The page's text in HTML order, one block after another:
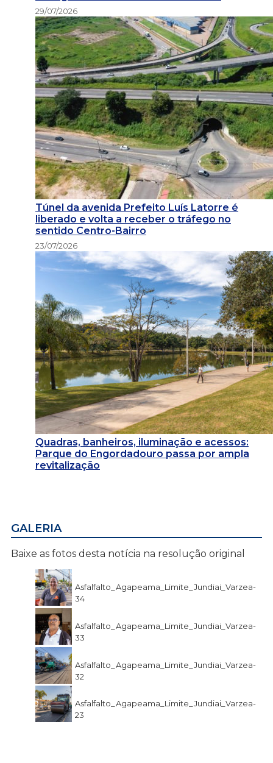
29/07/2026
Túnel da avenida Prefeito Luís Latorre é
liberado e volta a receber o tráfego no
sentido Centro-Bairro
23/07/2026
Quadras, banheiros, iluminação e acessos:
Parque do Engordadouro passa por ampla
revitalização
GALERIA
Baixe as fotos desta notícia na resolução original
Asfalfalto_Agapeama_Limite_Jundiai_Varzea-
34
Asfalfalto_Agapeama_Limite_Jundiai_Varzea-
33
Asfalfalto_Agapeama_Limite_Jundiai_Varzea-
32
Asfalfalto_Agapeama_Limite_Jundiai_Varzea-
23